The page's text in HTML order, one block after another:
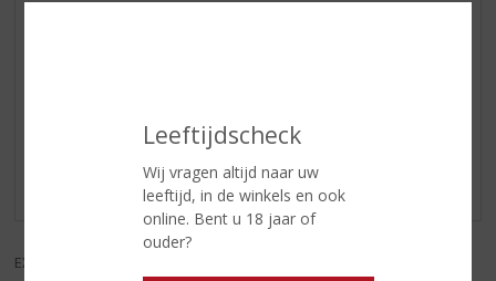
Leeftijdscheck
Wij vragen altijd naar uw
leeftijd, in de winkels en ook
online. Bent u 18 jaar of
ouder?
Schrijf een review
Er zijn nog geen reviews geplaatst voor dit product
EXCL. BTW